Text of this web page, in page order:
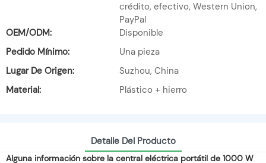
crédito, efectivo, Western Union,
PayPal
OEM/ODM:
Disponible
Pedido Mínimo:
Una pieza
Lugar De Origen:
Suzhou, China
Material:
Plástico + hierro
Detalle Del Producto
Alguna información sobre la central eléctrica portátil de 1000 W